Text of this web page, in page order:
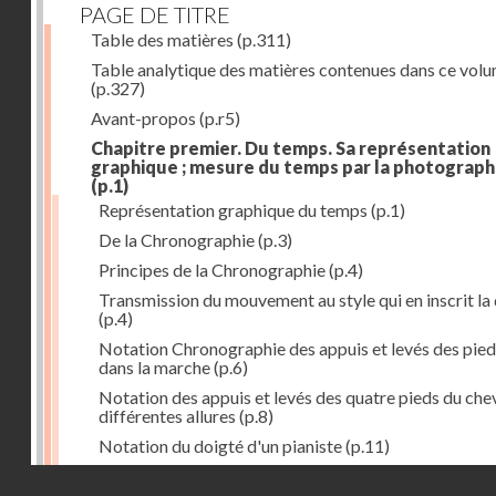
PAGE DE TITRE
Table des matières (p.311)
Table analytique des matières contenues dans ce
(p.327)
Avant-propos (p.r5)
Chapitre premier. Du temps. Sa représentation
graphique ; mesure du temps par la
(p.1)
Représentation graphique du temps (p.1)
De la Chronographie(p.3)
Principes de la Chronographie(p.4)
Transmission du mouvement au style qui en inscrit la
(p.4)
Notation Chronographie des appuis et levés des
dans la marche(p.6)
Notation des appuis et levés des quatre pieds du
différentes allures (p.8)
Notation du doigté d'un pianiste(p.11)